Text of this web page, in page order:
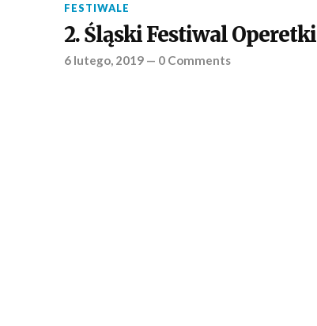
FESTIWALE
2. Śląski Festiwal Operetki
6 lutego, 2019— 0 Comments